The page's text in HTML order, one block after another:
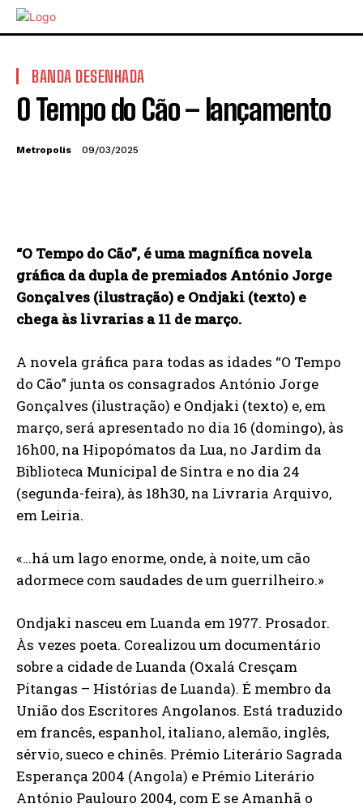
BANDA DESENHADA
O Tempo do Cão – lançamento
Metropolis 09/03/2025
“O Tempo do Cão”, é uma magnífica novela
gráfica da dupla de premiados António Jorge
Gonçalves (ilustração) e Ondjaki (texto) e
chega às livrarias a 11 de março.
A novela gráfica para todas as idades “O Tempo
do Cão” junta os consagrados António Jorge
Gonçalves (ilustração) e Ondjaki (texto) e, em
março, será apresentado no dia 16 (domingo), às
16h00, na Hipopómatos da Lua, no Jardim da
Biblioteca Municipal de Sintra e no dia 24
(segunda-feira), às 18h30, na Livraria Arquivo,
em Leiria.
«…há um lago enorme, onde, à noite, um cão
adormece com saudades de um guerrilheiro.»
Ondjaki nasceu em Luanda em 1977. Prosador.
Às vezes poeta. Corealizou um documentário
sobre a cidade de Luanda (Oxalá Cresçam
Pitangas – Histórias de Luanda). É membro da
União dos Escritores Angolanos. Está traduzido
em francês, espanhol, italiano, alemão, inglês,
sérvio, sueco e chinês. Prémio Literário Sagrada
Esperança 2004 (Angola) e Prémio Literário
António Paulouro 2004, com E se Amanhã o